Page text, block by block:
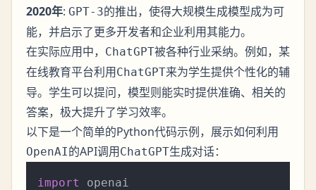
2020年: GPT-3的推出，使得大规模生成模型成为可
能，并启示了更多开发者和企业利用其能力。
在实际应用中， ChatGPT被各种行业采纳。例如，某
在线教育平台利用ChatGPT来为学生提供个性化的辅
导。学生可以提问，模型则能实时提供准确、相关的
答案，极大提升了学习效率。
以下是一个简单的Python代码示例，展示如何利用
OpenAI的API调用ChatGPT生成对话：
import openai